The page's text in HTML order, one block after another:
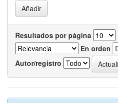
Resultados por página
En orden
Autor/registro